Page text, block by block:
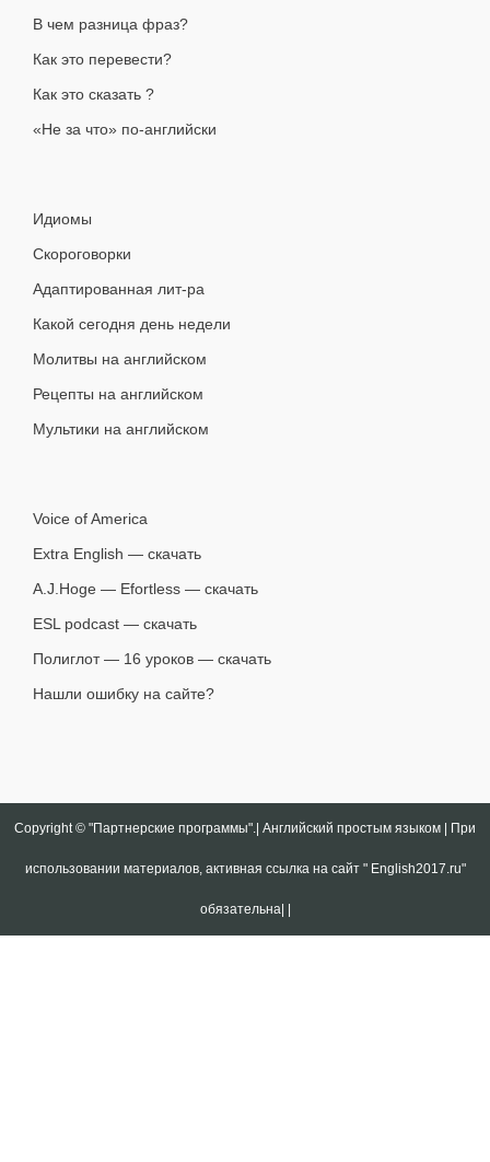
В чем разница фраз?
Как это перевести?
Как это сказать ?
«Не за что» по-английски
Идиомы
Скороговорки
Адаптированная лит-ра
Какой сегодня день недели
Молитвы на английском
Рецепты на английском
Мультики на английском
Voice of America
Extra English — скачать
A.J.Hoge — Efortless — скачать
ESL podcast — скачать
Полиглот — 16 уроков — скачать
Нашли ошибку на сайте?
Copyright © "Партнерские программы".| Английский простым языком | При
использовании материалов, активная ссылка на сайт " English2017.ru"
обязательна|